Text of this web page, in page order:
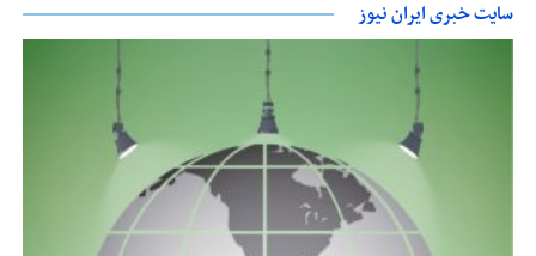
سایت خبری ایران نیوز